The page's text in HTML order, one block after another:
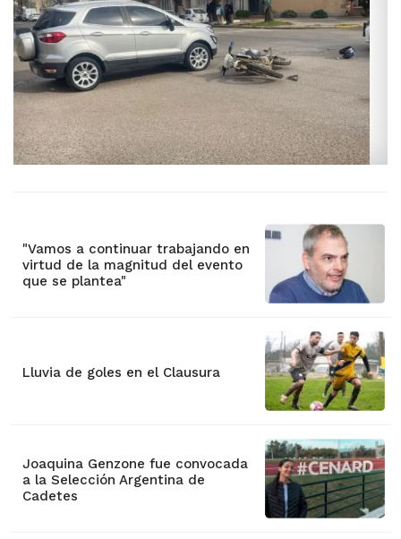
"Vamos a continuar trabajando en
virtud de la magnitud del evento
que se plantea"
Lluvia de goles en el Clausura
Joaquina Genzone fue convocada
a la Selección Argentina de
Cadetes